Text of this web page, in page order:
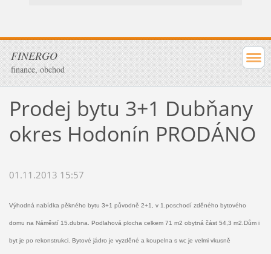
FINERGO
finance, obchod
Prodej bytu 3+1 Dubňany
okres Hodonín PRODÁNO
01.11.2013 15:57
Výhodná nabídka pěkného bytu 3+1 původně 2+1, v 1.poschodí zděného bytového
domu na Náměstí 15.dubna. Podlahová plocha celkem 71 m2 obytná část 54,3 m2.Dům i
byt je po rekonstrukci. Bytové jádro je vyzděné a koupelna s wc je velmi vkusně